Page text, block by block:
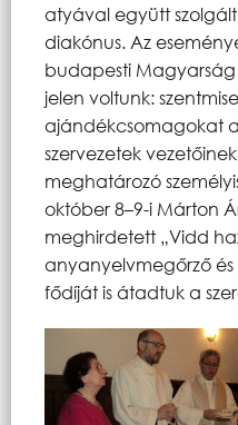
atyával együtt
diakónus. Az
budapesti
jelen voltunk:
ajándékcsomagokat
szervezetek
meghatározó
október 8–9-i Márton
meghirdetett „Vidd
anyanyelvmegőrző és
fődíját is átadtuk a